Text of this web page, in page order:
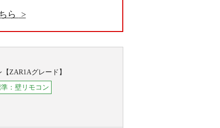
ら
ZAR1Aグレード】
：壁リモコン